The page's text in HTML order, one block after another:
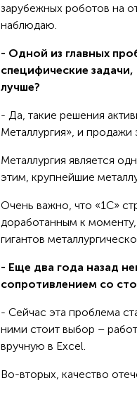
зарубежных роботов на
наблюдаю.
- Одной из главных
специфические
лучше?
- Да, такие решения
Металлургия», и продажи
Металлургия является
этим, крупнейшие
Очень важно, что «1С»
доработанным к
гигантов
- Еще два года назад
сопротивлением со
- Сейчас эта проблема
ними стоит выбор –
вручную в Excel.
Во-вторых, качество